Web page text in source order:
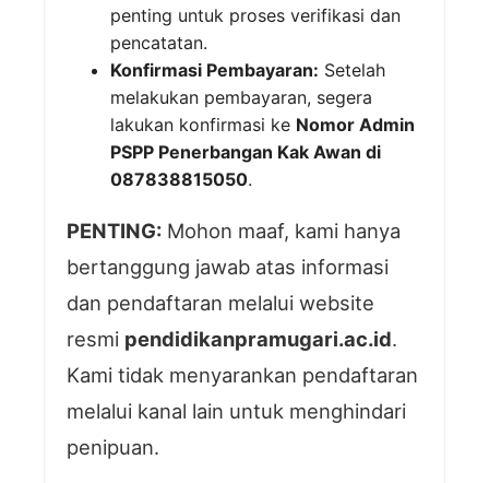
penting untuk proses verifikasi dan
pencatatan.
Konfirmasi Pembayaran: Setelah
melakukan pembayaran, segera
lakukan konfirmasi ke Nomor Admin
PSPP Penerbangan Kak Awan di
087838815050.
PENTING: Mohon maaf, kami hanya
bertanggung jawab atas informasi
dan pendaftaran melalui website
resmi pendidikanpramugari.ac.id.
Kami tidak menyarankan pendaftaran
melalui kanal lain untuk menghindari
penipuan.